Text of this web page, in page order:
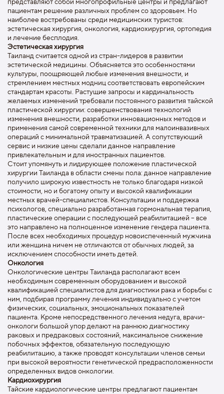
пациентам решение различных проблем со здоровьем. Но
наиболее востребованы среди медицинских туристов:
эстетическая хирургия, онкология, кардиохирургия, ортопедия
и лечение бесплодия.
Эстетическая хирургия
Таиланд считается одной из стран-лидеров в развитии
эстетической медицины. Объясняется это особенностями
культуры, поощряющей любые изменения внешности, и
стремлением местных модниц соответствовать европейским
стандартам красоты. Растущие запросы и кардинальность
желаемых изменений требовали постоянного развития тайской
пластической хирургии: совершенствования технологий
изменения внешности, разработки инновационных методов и
применения самой современной техники для малоинвазивных
операций с минимальной травматизацией. А сопутствующий
сервис и низкие цены сделали данное направление
привлекательным и для иностранных пациентов.
Стоит упомянуть и лидирующее положение пластической
хирургии Таиланда в области смены пола: данное направление
получило широкую известность не только благодаря низкой
стоимости, но и богатому опыту и высокой квалификации
местных врачей-специалистов. Консультации и поддержка
психологов, специально разработанная гормональная терапия,
пластические операции с последующей реабилитацией – все
это направлено на полноценное изменение гендера пациента.
После всех необходимых процедур новоиспеченный мужчина
или женщина ничем не отличаются от обычных людей, за
исключением способности иметь детей.
Онкология
Онкологические центры Таиланда располагают всем
необходимым современным оборудованием и высокой
квалификацией специалистов для диагностики рака и борьбы с
ним, подбирая программу лечения индивидуально с учетом
физических, социальных, эмоциональных показателей
пациента. Кроме непосредственного лечения недуга, врачи-
онкологи большой упор делают на раннюю диагностику
раковых и предраковых состояний, максимальное снижение
побочных эффектов, обязательную последующую
реабилитацию, а также проводят консультации членов семьи
при высокой вероятности генетической предрасположенности
определенных видов онкологии.
Кардиохирургия
Тайские кардиологические центры предлагают пациентам